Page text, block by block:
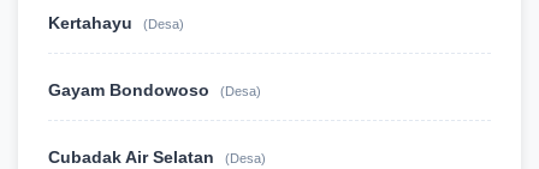
Kertahayu (Desa)
Gayam Bondowoso (Desa)
Cubadak Air Selatan (Desa)